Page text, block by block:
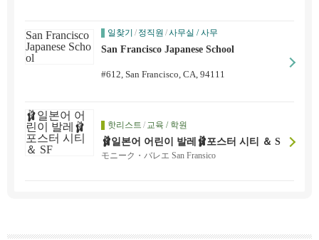
일찾기 / 정직원 /사무실 / 사무
San Francisco Japanese School
#612, San Francisco, CA, 94111
핫리스트 / 교육 / 학원
🩰일본어 어린이 발레🩰포스터 시티 ＆ S
F
モニーク・バレエ San Fransico